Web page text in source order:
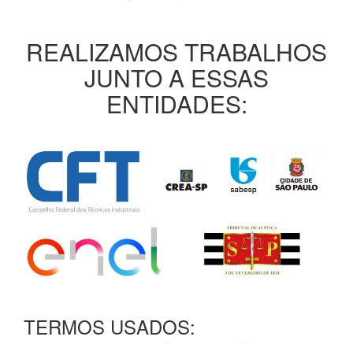
REALIZAMOS TRABALHOS
JUNTO A ESSAS
ENTIDADES:
TERMOS USADOS: